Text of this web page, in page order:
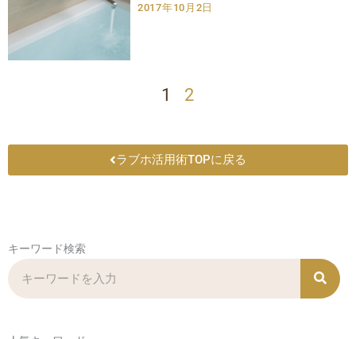
2017年10月2日
1 2
ラブホ活用術TOPに戻る
キーワード検索
検
索